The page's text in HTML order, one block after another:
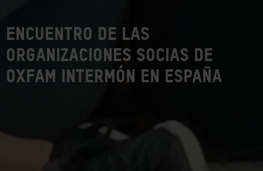
Encuentro de las
organizaciones socias de
Oxfam Intermón en España